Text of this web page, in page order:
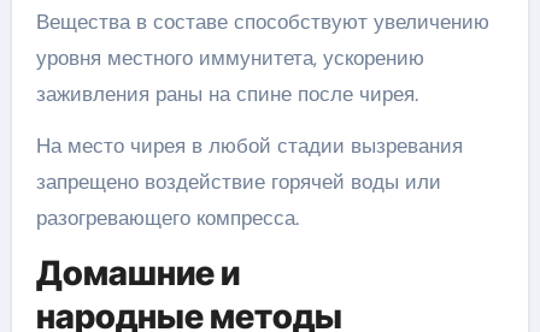
Вещества в составе способствуют увеличению
уровня местного иммунитета, ускорению
заживления раны на спине после чирея.
На место чирея в любой стадии вызревания
запрещено воздействие горячей воды или
разогревающего компресса.
Домашние и
народные методы